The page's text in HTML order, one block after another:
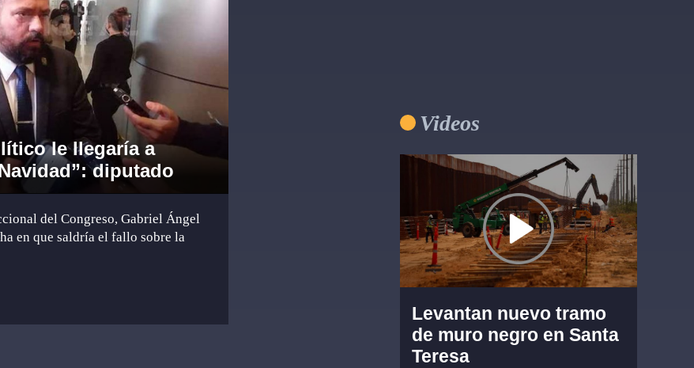
le llegaría a
diputado
del Congreso, Gabriel Ángel
en que saldría el fallo sobre la
Videos
Levantan nuevo tramo
de muro negro en Santa
Teresa